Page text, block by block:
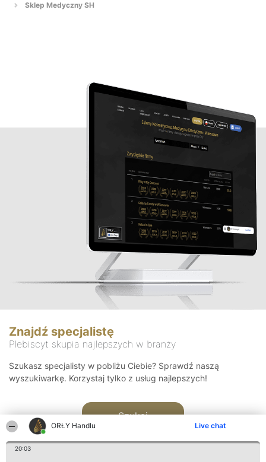
ORŁY Handlu Live chat
20:03
Sklep Medyczny SH
Znajdź specjalistę
Plebiscyt skupia najlepszych w branży
Szukasz specjalisty w pobliżu Ciebie? Sprawdź naszą
wyszukiwarkę. Korzystaj tylko z usług najlepszych!
Szukaj